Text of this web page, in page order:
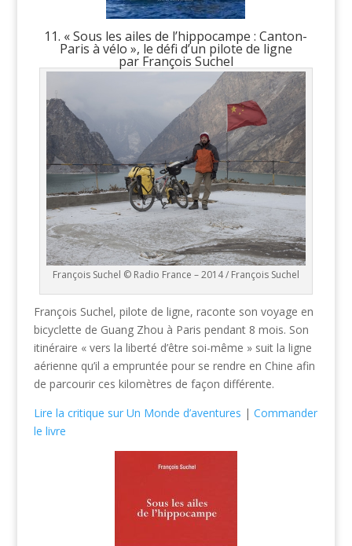
11. « Sous les ailes de l’hippocampe : Canton-
Paris à vélo », le défi d’un pilote de ligne
par François Suchel
François Suchel © Radio France – 2014 / François Suchel
François Suchel, pilote de ligne, raconte son voyage en
bicyclette de Guang Zhou à Paris pendant 8 mois. Son
itinéraire « vers la liberté d’être soi-même » suit la ligne
aérienne qu’il a empruntée pour se rendre en Chine afin
de parcourir ces kilomètres de façon différente.
Lire la critique sur Un Monde d’aventures | Commander
le livre